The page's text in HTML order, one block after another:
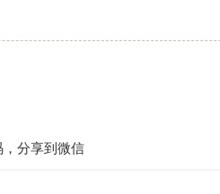
分享到微信